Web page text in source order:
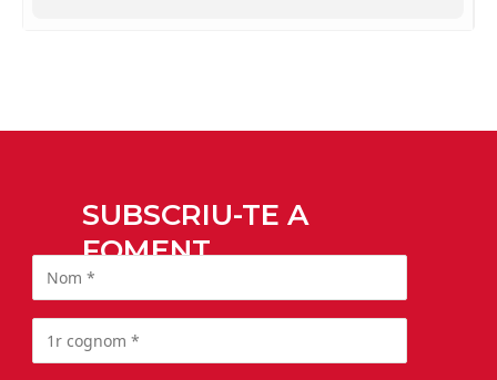
SUBSCRIU-TE A
FOMENT